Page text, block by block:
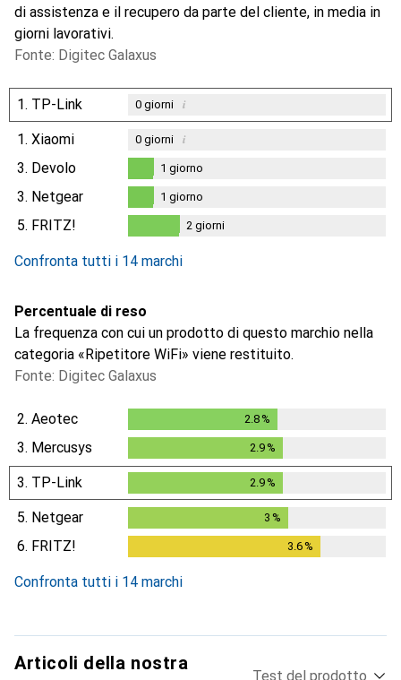
di assistenza e il recupero da parte del cliente, in media in
giorni lavorativi.
Fonte: Digitec Galaxus
1. TP-Link 0giorni i
1. Xiaomi 0giorni i
3. Devolo
giorno
1 giorno
3. Netgear
giorno
1 giorno
5. FRITZ! 2 giorni
Confronta tutti i 14 marchi
Percentuale di reso
La frequenza con cui un prodotto di questo marchio nella
categoria «Ripetitore WiFi» viene restituito.
Fonte: Digitec Galaxus
2. Aeotec 2.8%
3. Mercusys 2.9%
3. TP-Link 2.9%
5. Netgear 3 %
6. FRITZ! 3.6%
Confronta tutti i 14 marchi
Articoli della nostra
Test del prodotto